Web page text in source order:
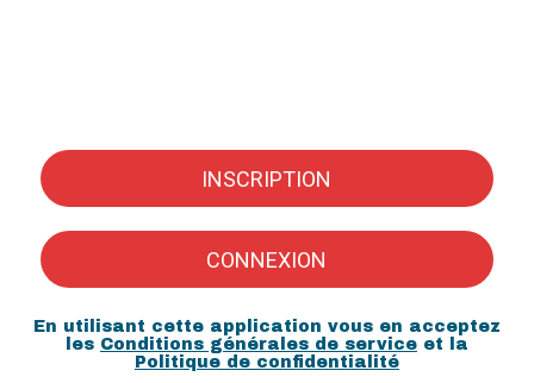
INSCRIPTION
CONNEXION
En utilisant cette application vous en acceptez
les Conditions générales de service et la
Politique de confidentialité